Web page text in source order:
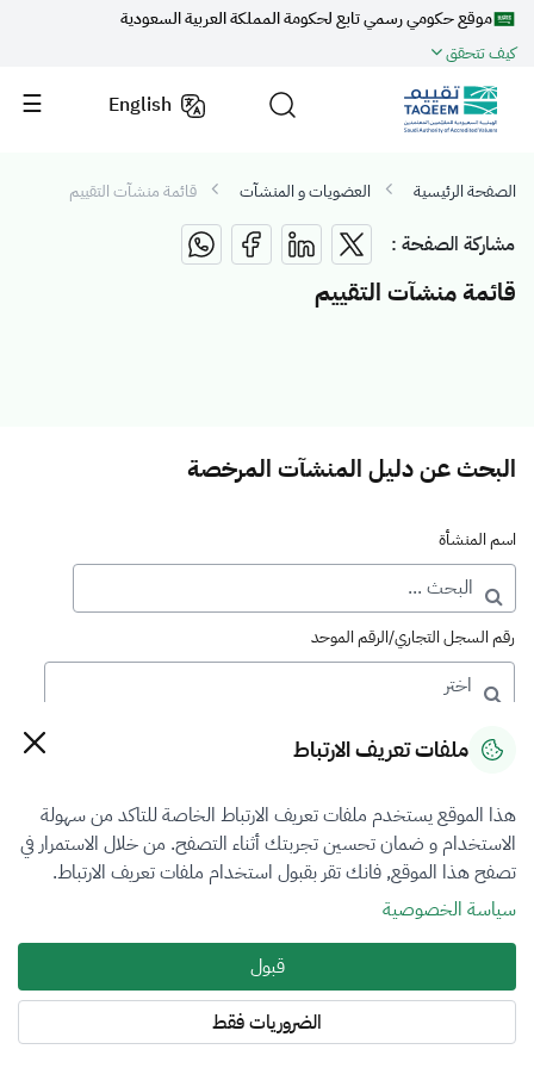
موقع حكومي رسمي تابع لحكومة المملكة العربية السعودية
كيف تتحقق
English
الصفحة الرئيسية العضويات و المنشآت قائمة منشآت التقييم
مشاركة الصفحة :
قائمة منشآت التقييم
البحث عن دليل المنشآت المرخصة
اسم المنشأة
رقم السجل التجاري/الرقم الموحد
رقم الترخيص
التصنيف
VFR1
فرع التقييم
ملفات تعريف الارتباط
هذا الموقع يستخدم ملفات تعريف الارتباط الخاصة للتاكد من سهولة
الاستخدام و ضمان تحسين تجربتك أثناء التصفح. من خلال الاستمرار في
تصفح هذا الموقع, فانك تقر بقبول استخدام ملفات تعريف الارتباط.
سياسة الخصوصية
قبول
الضروريات فقط